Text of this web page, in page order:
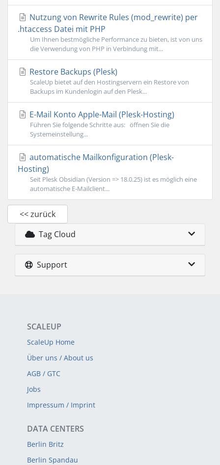
Nutzung von Rewrite Rules (mod_rewrite) per
.htaccess Datei mit PHP
Um Ihnen bestmögliche Performance zu bieten, ist von uns
die Verwendung von PHP in Verbindung mit...
Restore Backups (Plesk)
ScaleUp bietet auf den Hostingservern ein Restore von
Backups im Kundenlogin auf den Plesk...
E-Mail Konto Apple-Mail (Plesk-Hosting)
Führen Sie folgende Schritte aus: öffnen Sie die
Systemeinstellung...
automatische Mailkonfiguration (Plesk-
Hosting)
Seit Plesk Obsidian (Version => 18.0.25) ist es möglich eine
automatische E-Mailclient...
<< zurück
Tag Cloud
Support
SCALEUP
ScaleUp Home
Über uns / About us
AGB / GTC
Jobs
Impressum / Imprint
DATA CENTERS
Berlin Britz
Berlin Spandau